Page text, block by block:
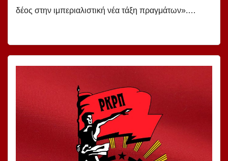
δέος στην ιμπεριαλιστική νέα τάξη πραγμάτων».…